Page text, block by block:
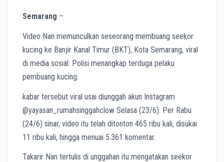
Semarang –
Video Nan memunculkan seseorang membuang seekor
kucing ke Banjir Kanal Timur (BKT), Kota Semarang, viral
di media sosial. Polisi menangkap terduga pelaku
pembuang kucing.
kabar tersebut viral usai diunggah akun Instagram
@yayasan_rumahsinggahclow Selasa (23/6). Per Rabu
(24/6) sinar, video itu telah ditonton 465 ribu kali, disukai
11 ribu kali, hingga menuai 5.361 komentar.
Takarir Nan tertulis di unggahan itu mengatakan seekor